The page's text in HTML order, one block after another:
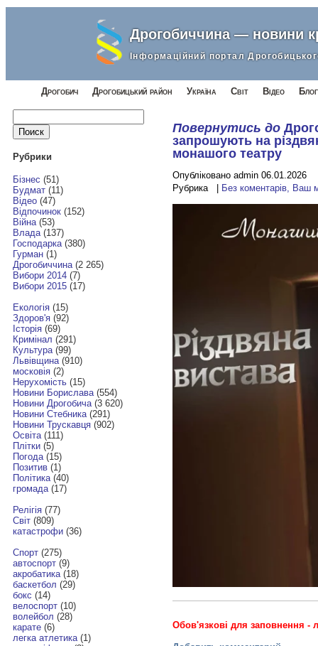
Дрогобиччина — новини
Інформаційний портал
Дрогобич Дрогобицький район Україна Світ Відео
Найти:
Рубрики
Бізнес (51)
Будмат(11)
Відео(47)
Відпочинок(152)
Війна(53)
Влада(137)
Господарка(380)
Гурман(1)
Дрогобиччина(2 265)
Вибори 2014(7)
Вибори 2015(17)
Екологія(15)
Здоров'я(92)
Історія(69)
Кримінал (291)
Культура(99)
Львівщина(910)
московія(2)
Нерухомість(15)
Новини Борислава(554)
Новини Дрогобича(3 620)
Новини Стебника(291)
Новини Трускавця(902)
Освіта(111)
Плітки(5)
Погода(15)
Позитив(1)
Політика(40)
громада(17)
Релігія(77)
Світ(809)
катастрофи(36)
Спорт(275)
автоспорт(9)
акробатика(18)
баскетбол (29)
бокс (14)
велоспорт(10)
волейбол (28)
карате(6)
легка атлетика(1)
Повернутись до
запрошують на
монашого театру
Опубліковано admin 06.01.2026
Рубрика | Без коментарів, Ваш
Обов'язкові для заповнення -